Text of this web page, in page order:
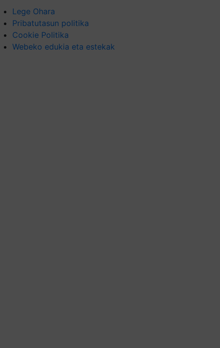
Lege Ohara
Pribatutasun politika
Cookie Politika
Webeko edukia eta estekak